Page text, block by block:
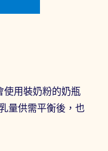
使用裝奶粉的奶瓶
量供需平衡後，也